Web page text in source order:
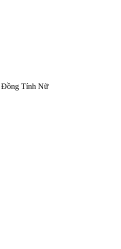
Đồng Tính Nữ